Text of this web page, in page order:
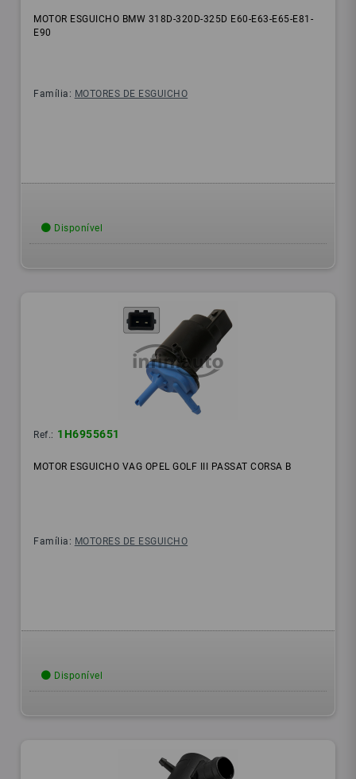
MOTOR ESGUICHO BMW 318D-320D-325D E60-E63-E65-E81-
E90
Família: MOTORES DE ESGUICHO
Disponível
Ref.: 1H6955651
MOTOR ESGUICHO VAG OPEL GOLF III PASSAT CORSA B
Família: MOTORES DE ESGUICHO
Disponível